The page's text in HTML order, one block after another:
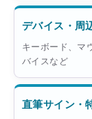
デバイス・周
キーボード、マ
バイスなど
直筆サイン・